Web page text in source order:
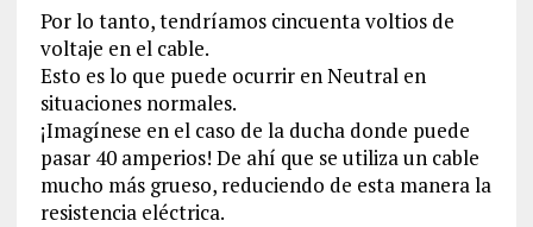
Por lo tanto, tendríamos cincuenta voltios de
voltaje en el cable.
Esto es lo que puede ocurrir en Neutral en
situaciones normales.
¡Imagínese en el caso de la ducha donde puede
pasar 40 amperios! De ahí que se utiliza un cable
mucho más grueso, reduciendo de esta manera la
resistencia eléctrica.